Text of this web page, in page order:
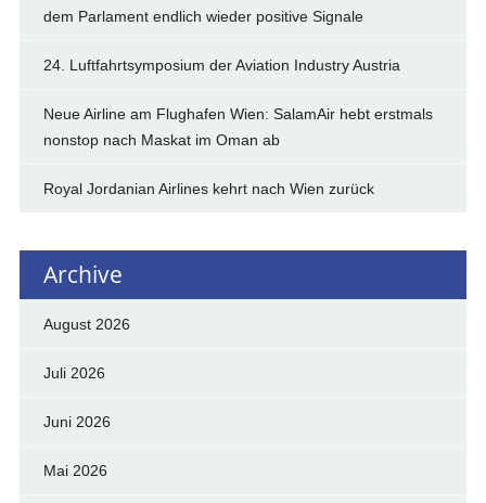
dem Parlament endlich wieder positive Signale
24. Luftfahrtsymposium der Aviation Industry Austria
Neue Airline am Flughafen Wien: SalamAir hebt erstmals
nonstop nach Maskat im Oman ab
Royal Jordanian Airlines kehrt nach Wien zurück
Archive
August 2026
Juli 2026
Juni 2026
Mai 2026